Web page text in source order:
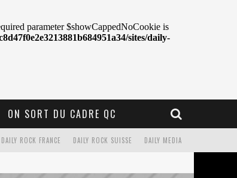
ON SORT DU CADRE QC
DAILY MEDIA
DAILY ROCK SUISSE
DAILY ROCK FRANCE